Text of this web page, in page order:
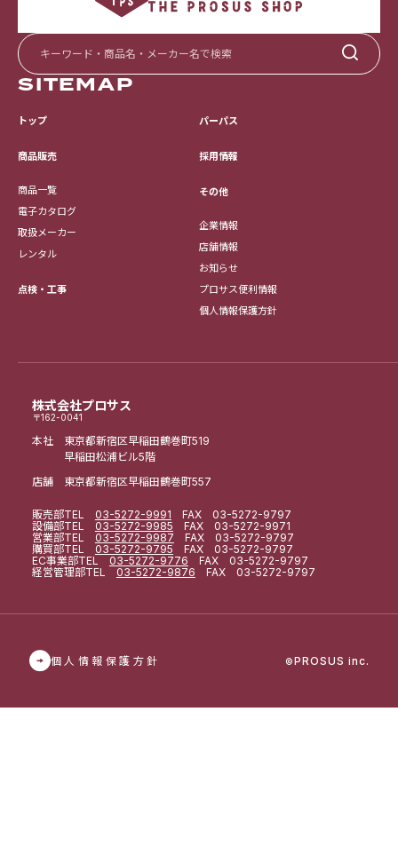
株式会社プロサス
〒162-0041
本社 東京都新宿区早稲田鶴巻町519
早稲田松浦ビル5階
店舗 東京都新宿区早稲田鶴巻町557
販売部TEL 03-5272-9991 FAX 03-5272-9797
設備部TEL 03-5272-9985 FAX 03-5272-9971
営業部TEL 03-5272-9987 FAX 03-5272-9797
購買部TEL 03-5272-9795 FAX 03-5272-9797
EC事業部TEL 03-5272-9776 FAX 03-5272-9797
経営管理部TEL 03-5272-9876 FAX 03-5272-9797
SITEMAP
トップ
商品販売
商品一覧
電子カタログ
取扱メーカー
レンタル
点検・工事
パーパス
採用情報
その他
企業情報
店舗情報
お知らせ
プロサス便利情報
個人情報保護方針
個人情報保護方針 ©PROSUS inc.